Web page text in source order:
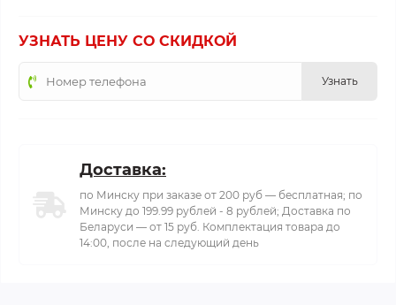
УЗНАТЬ ЦЕНУ СО СКИДКОЙ
Узнать
Доставка:
по Минску при заказе от 200 руб — бесплатная; по
Минску до 199.99 рублей - 8 рублей; Доставка по
Беларуси — от 15 руб. Комплектация товара до
14:00, после на следующий день